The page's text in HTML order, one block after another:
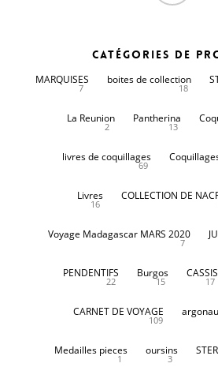
Catégories de
MARQUISES
7
boites de collection
18
La Reunion
2
Pantherina
13
livres de coquillages
69
Livres
16
COLLECTION DE
Voyage Madagascar MARS 2020
7
PENDENTIFS
22
Burgos
15
CASSIS
17
CARNET DE VOYAGE
109
Medailles pieces
1
oursins
3